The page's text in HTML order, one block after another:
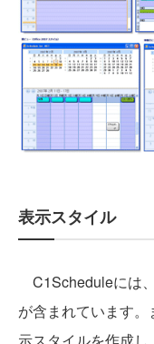
表示スタイル
C1Scheduleには
が含まれています
示スタイルを作成